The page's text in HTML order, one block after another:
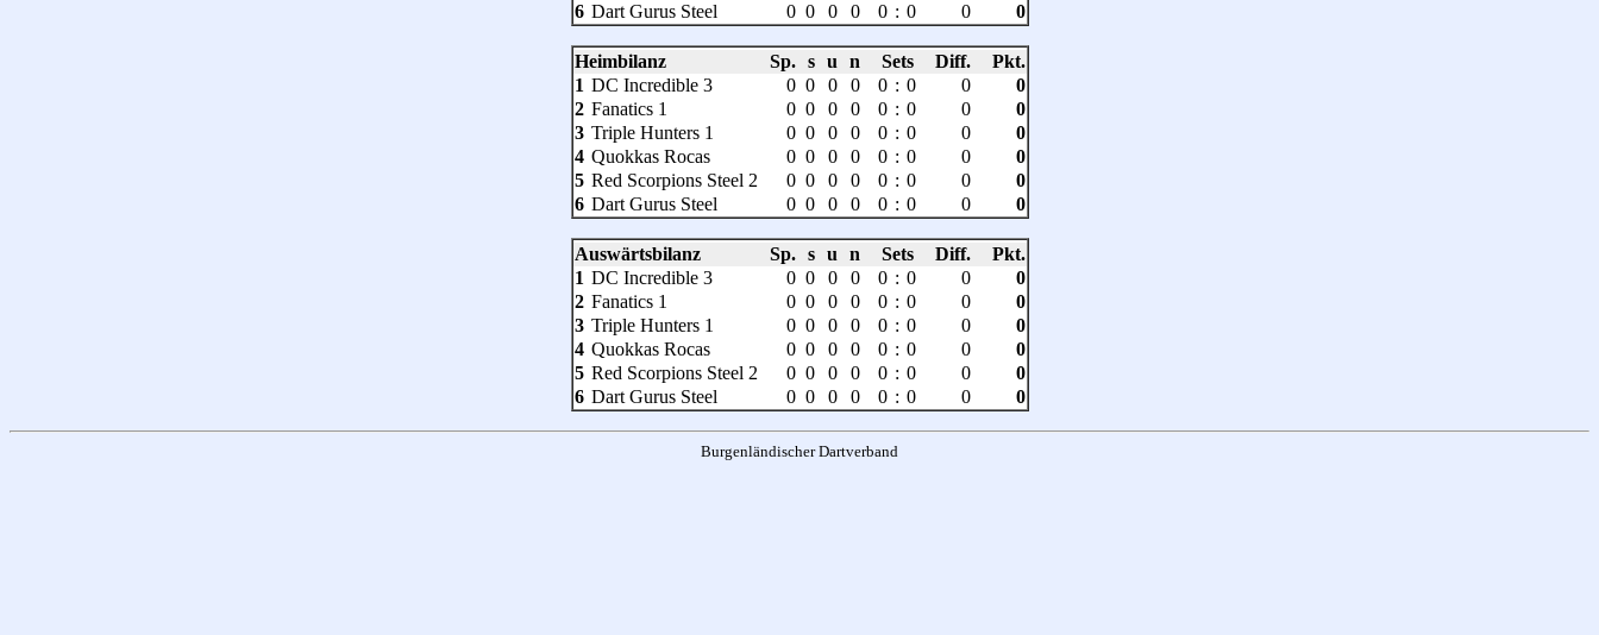
6 Dart Gurus Steel 0 0 0 0 0 : 0 0 0
Heimbilanz Sp. s u n Sets Diff.
Pkt.
1 DC Incredible 3 0 0 0 0 0 : 0 0
0
2 Fanatics 1 0 0 0 0 0 : 0 0
0
3 Triple Hunters 1 0 0 0 0 0 : 0 0
0
4 Quokkas Rocas 0 0 0 0 0 : 0 0
0
5 Red Scorpions Steel 2 0 0 0 0 0 : 0 0
0
6 Dart Gurus Steel 0 0 0 0 0 : 0 0 0
Auswärtsbilanz Sp. s u n Sets Diff.
Pkt.
1 DC Incredible 3 0 0 0 0 0 : 0 0
0
2 Fanatics 1 0 0 0 0 0 : 0 0
0
3 Triple Hunters 1 0 0 0 0 0 : 0 0
0
4 Quokkas Rocas 0 0 0 0 0 : 0 0
0
5 Red Scorpions Steel 2 0 0 0 0 0 : 0 0
0
6 Dart Gurus Steel 0 0 0 0 0 : 0 0 0
Burgenländischer Dartverband